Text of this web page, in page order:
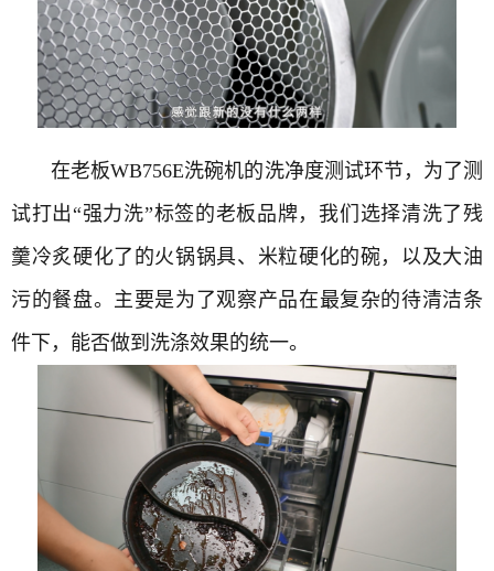
在老板WB756E洗碗机的洗净度测试环节，为了测
试打出“强力洗”标签的老板品牌，我们选择清洗了残
羹冷炙硬化了的火锅锅具、米粒硬化的碗，以及大油
污的餐盘。主要是为了观察产品在最复杂的待清洁条
件下，能否做到洗涤效果的统一。